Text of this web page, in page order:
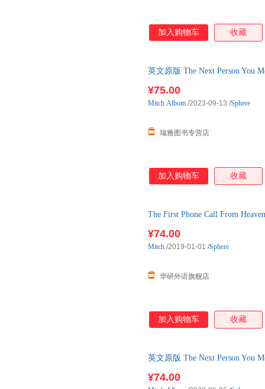
加入购物车 收藏
英文原版 The Next Person You
¥75.00
瑞雅图书专营店
Mitch Albom /2023-09-13 /Sphere
加入购物车 收藏
The First Phone Call From
¥74.00
华研外语旗舰店
Mitch /2019-01-01 /Sphere
加入购物车 收藏
英文原版 The Next Person You
¥74.00